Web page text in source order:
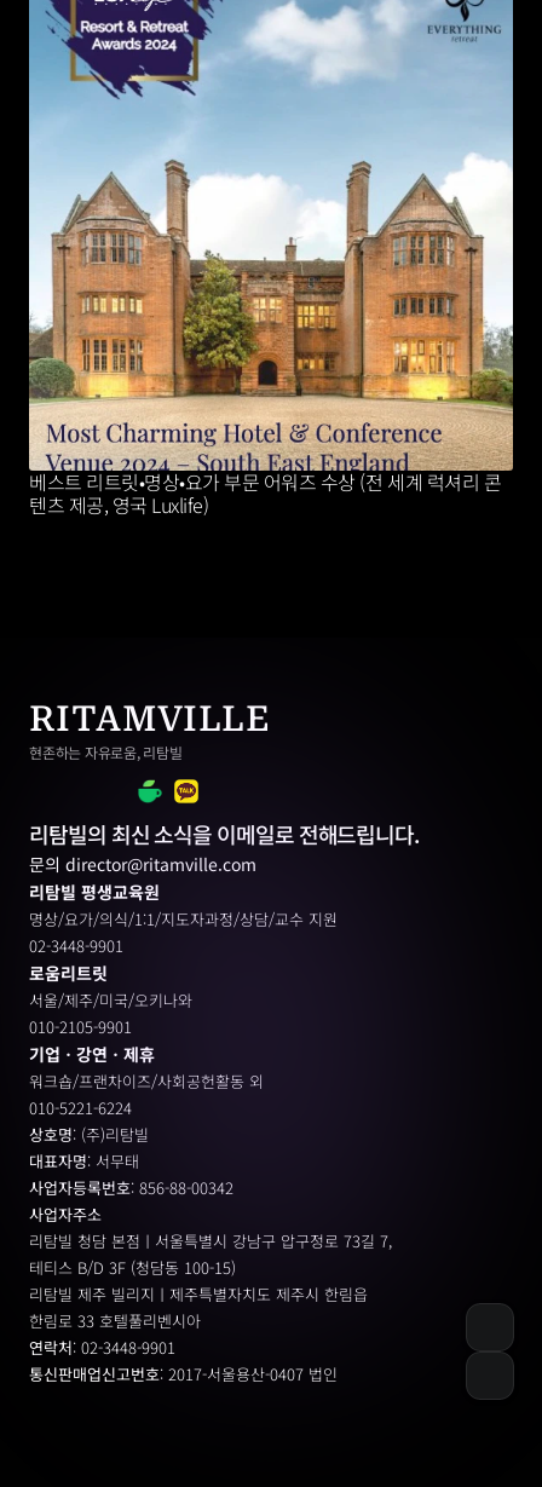
베스트 리트릿•명상•요가 부문 어워즈 수상 (전 세계 럭셔리 콘
텐츠 제공, 영국 Luxlife)
RITAMVILLE
현존하는 자유로움, 리탐빌
리탐빌의 최신 소식을 이메일로 전해드립니다.
문의 director@ritamville.com
리탐빌 평생교육원
명상/요가/의식/1:1/지도자과정/상담/교수 지원
02-3448-9901
로움리트릿
서울/제주/미국/오키나와
010-2105-9901
기업ㆍ강연ㆍ제휴
워크숍/프랜차이즈/사회공헌활동 외
010-5221-6224
상호명: (주)리탐빌
대표자명: 서무태
사업자등록번호: 856-88-00342
사업자주소
리탐빌 청담 본점ㅣ서울특별시 강남구 압구정로 73길 7,
테티스 B/D 3F (청담동 100-15)
리탐빌 제주 빌리지ㅣ제주특별자치도 제주시 한림읍
한림로 33 호텔풀리벤시아
연락처: 02-3448-9901
통신판매업신고번호: 2017-서울용산-0407 법인